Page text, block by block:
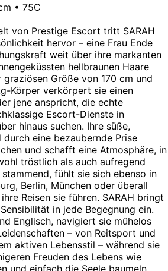
• 75C
von Prestige Escort tritt SARAH
hervor – eine Frau Ende
weit über ihre markanten
hellbraunen Haare
Größe von 170 cm und
Körper verkörpert sie einen
jene anspricht, die echte
Escort-Dienste in
hinaus suchen. Ihre süße,
eine bezaubernde Prise
und schafft eine Atmosphäre, in
tröstlich als auch aufregend
fühlt sie sich ebenso in
Berlin, München oder überall
Reisen sie führen. SARAH bringt
in jede Begegnung ein.
Englisch, navigiert sie mühelos
– von Reitsport und
aktiven Lebensstil – während sie
Freuden des Lebens wie
und einfach die Seele baumeln